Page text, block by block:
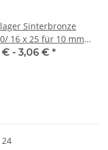
Sinterbronze
16 x 25 für 10 mm
€ - 3,06 € *